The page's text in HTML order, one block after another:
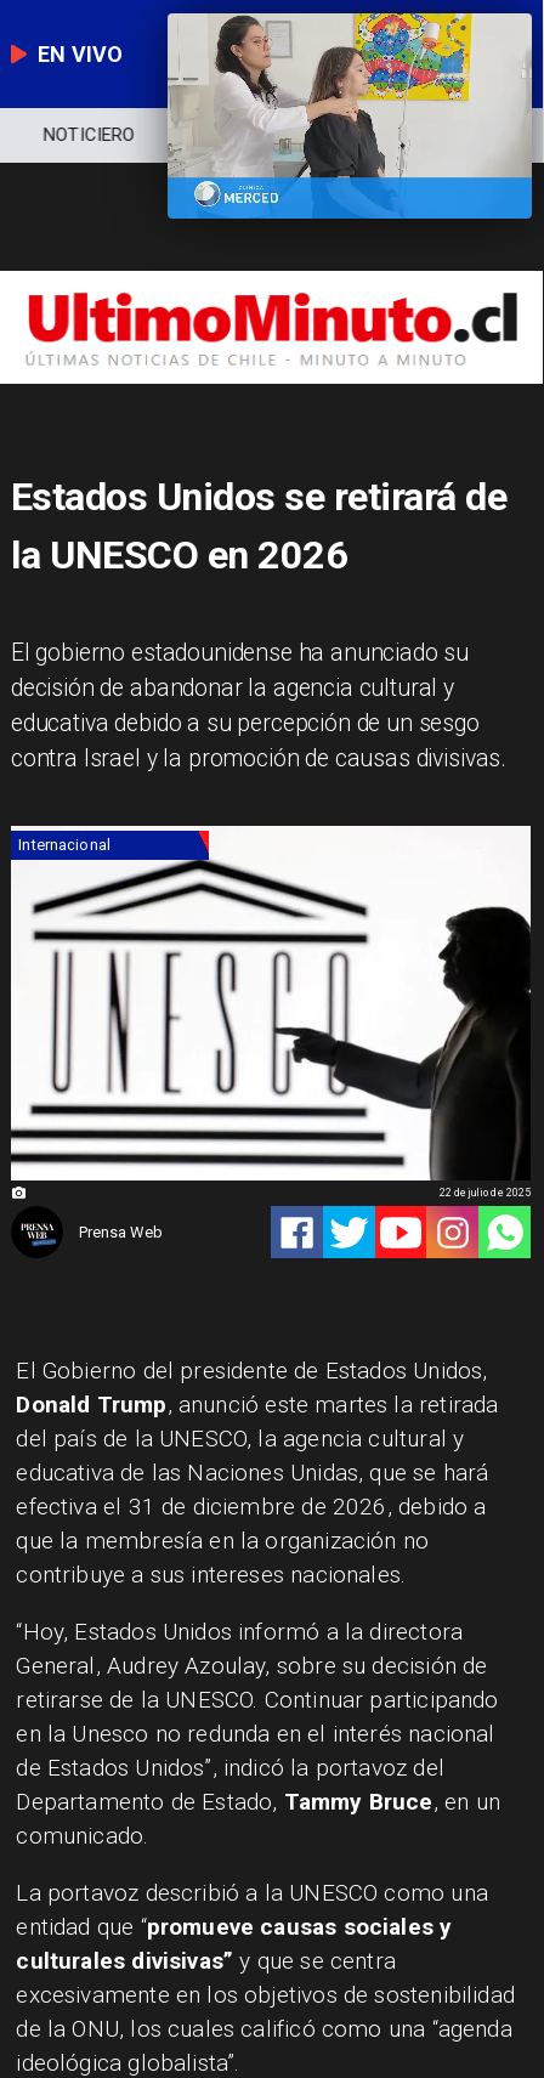
EN VIVO
NOTICIERO POLÍTICA ECONOMÍA
Estados Unidos se retirará de
la UNESCO en 2026
El gobierno estadounidense ha anunciado su
decisión de abandonar la agencia cultural y
educativa debido a su percepción de un sesgo
contra Israel y la promoción de causas divisivas.
Internacional
Prensa Web
22 de julio de 2025
El Gobierno del presidente de Estados Unidos,
Donald Trump, anunció este martes la retirada
del país de la UNESCO, la agencia cultural y
educativa de las Naciones Unidas, que se hará
efectiva el 31 de diciembre de 2026, debido a
que la membresía en la organización no
contribuye a sus intereses nacionales.
“Hoy, Estados Unidos informó a la directora
General, Audrey Azoulay, sobre su decisión de
retirarse de la UNESCO. Continuar participando
en la Unesco no redunda en el interés nacional
de Estados Unidos”, indicó la portavoz del
Departamento de Estado, Tammy Bruce, en un
comunicado.
La portavoz describió a la UNESCO como una
entidad que “promueve causas sociales y
culturales divisivas” y que se centra
excesivamente en los objetivos de sostenibilidad
de la ONU, los cuales calificó como una “agenda
ideológica globalista”.